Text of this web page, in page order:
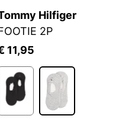
Hilfiger
2P
11,95